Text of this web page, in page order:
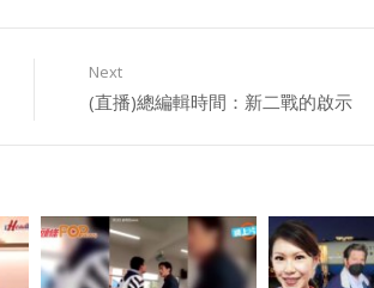
深受美國華人信賴！
理當週重要事件的分析。
Next
(直播)總編輯時間：新二戰的啟示